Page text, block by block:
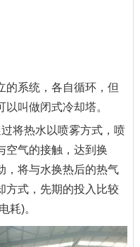
的系统，各自循环，但
叫做闭式冷却塔。
将热水以喷雾方式，喷
空气的接触，达到换
，将与水换热后的热气
方式，先期的投入比较
耗)。